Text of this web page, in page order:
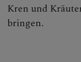
Kren und
bringen.